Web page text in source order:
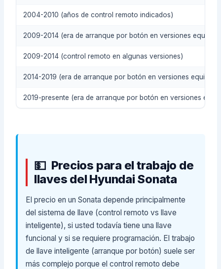
2004-2010 (años de control remoto indicados)
2009-2014 (era de arranque por botón en versiones
2009-2014 (control remoto en algunas versiones)
2014-2019 (era de arranque por botón en versiones
2019-presente (era de arranque por botón en versiones
Precios para el trabajo de
llaves del Hyundai Sonata
El precio en un Sonata depende principalmente
del sistema de llave (control remoto vs llave
inteligente), si usted todavía tiene una llave
funcional y si se requiere programación. El trabajo
de llave inteligente (arranque por botón) suele ser
más complejo porque el control remoto debe